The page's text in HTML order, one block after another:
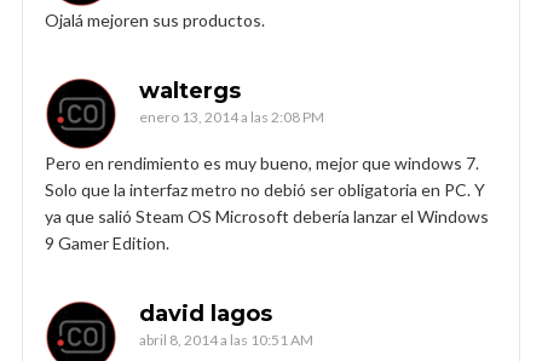
Ojalá mejoren sus productos.
waltergs
enero 13, 2014 a las 2:08 PM
Pero en rendimiento es muy bueno, mejor que windows 7.
Solo que la interfaz metro no debió ser obligatoria en PC. Y
ya que salió Steam OS Microsoft debería lanzar el Windows
9 Gamer Edition.
david lagos
abril 8, 2014 a las 10:51 AM